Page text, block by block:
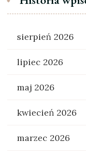
sierpień 2026
lipiec 2026
maj 2026
kwiecień 2026
marzec 2026